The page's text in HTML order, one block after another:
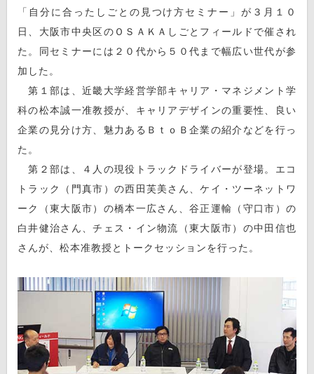
「自分に合ったしごとの見つけ方セミナー」が３月１０
日、大阪市中央区のＯＳＡＫＡしごとフィールドで催され
た。同セミナーには２０代から５０代まで幅広い世代が参
加した。
第１部は、近畿大学経営学部キャリア・マネジメント学
科の松本誠一准教授が、キャリアデザインの重要性、良い
企業の見分け方、魅力あるＢｔｏＢ企業の紹介などを行っ
た。
第２部は、４人の現役トラックドライバーが登場。エコ
トラック（門真市）の西田芙美さん、ケイ・ツーネットワ
ーク（東大阪市）の橋本一広さん、谷正運輸（守口市）の
白井健治さん、チェス・イン物流（東大阪市）の中田信也
さんが、松本准教授とトークセッションを行った。